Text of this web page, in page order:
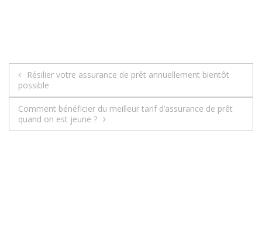
N
a
v
Résilier votre assurance de prêt annuellement bientôt
possible
Comment bénéficier du meilleur tarif d’assurance de prêt
quand on est jeune ?